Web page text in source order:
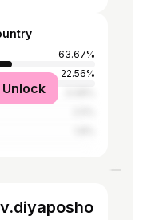
63.67%
22.56%